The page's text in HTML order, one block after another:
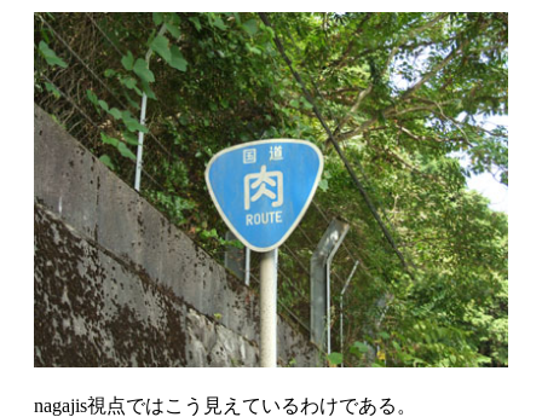
nagajis視点ではこう見えているわけである。